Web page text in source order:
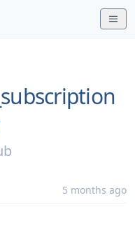
5 months ago